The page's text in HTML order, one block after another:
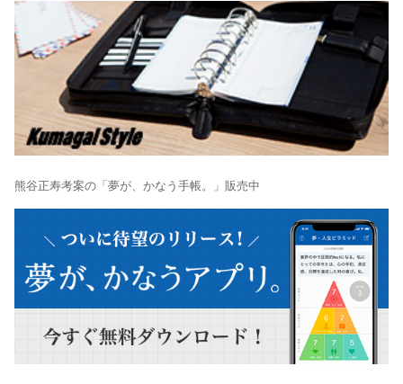
熊谷正寿考案の「夢が、かなう手帳。」販売中